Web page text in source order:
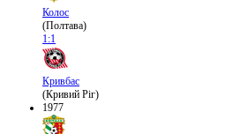
Колос
(Полтава)
1:1
Кривбас
(Кривий Ріг)
1977